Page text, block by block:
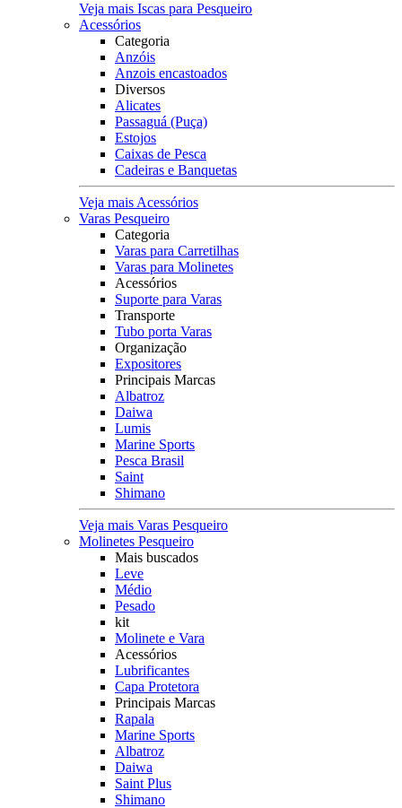
Veja mais Iscas para Pesqueiro
Acessórios
Categoria
Anzóis
Anzois encastoados
Diversos
Alicates
Passaguá (Puça)
Estojos
Caixas de Pesca
Cadeiras e Banquetas
Veja mais Acessórios
Varas Pesqueiro
Categoria
Varas para Carretilhas
Varas para Molinetes
Acessórios
Suporte para Varas
Transporte
Tubo porta Varas
Organização
Expositores
Principais Marcas
Albatroz
Daiwa
Lumis
Marine Sports
Pesca Brasil
Saint
Shimano
Veja mais Varas Pesqueiro
Molinetes Pesqueiro
Mais buscados
Leve
Médio
Pesado
kit
Molinete e Vara
Acessórios
Lubrificantes
Capa Protetora
Principais Marcas
Rapala
Marine Sports
Albatroz
Daiwa
Saint Plus
Shimano